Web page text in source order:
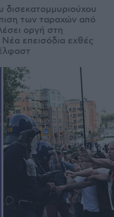
δισεκατομμυριούχου
των ταραχών από
οργή στη
επεισόδια εχθές